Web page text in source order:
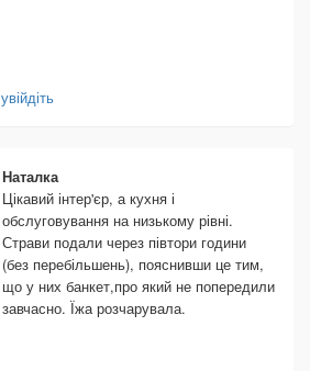
увійдіть
Наталка
Цікавий інтер'єр, а кухня і
обслуговування на низькому рівні.
Страви подали через півтори години
(без перебільшень), пояснивши це тим,
що у них банкет,про який не попередили
завчасно. Їжа розчарувала.